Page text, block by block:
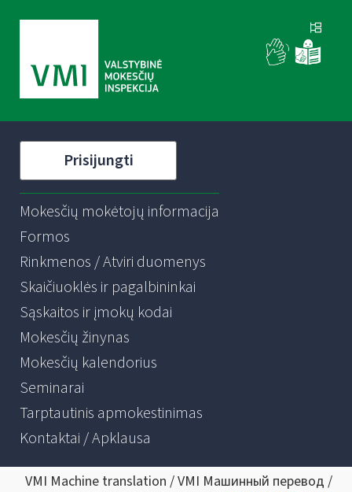
Prisijungti
Mokesčių mokėtojų informacija
Formos
Rinkmenos / Atviri duomenys
Skaičiuoklės ir pagalbininkai
Sąskaitos ir įmokų kodai
Mokesčių žinynas
Mokesčių kalendorius
Seminarai
Tarptautinis apmokestinimas
Kontaktai / Apklausa
VMI Machine translation / VMI Машинный перевод /